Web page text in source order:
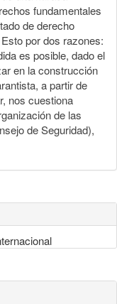
fundamentales
de derecho
por dos razones:
es posible, dado el
en la construcción
a partir de
nos cuestiona
de las
de Seguridad),